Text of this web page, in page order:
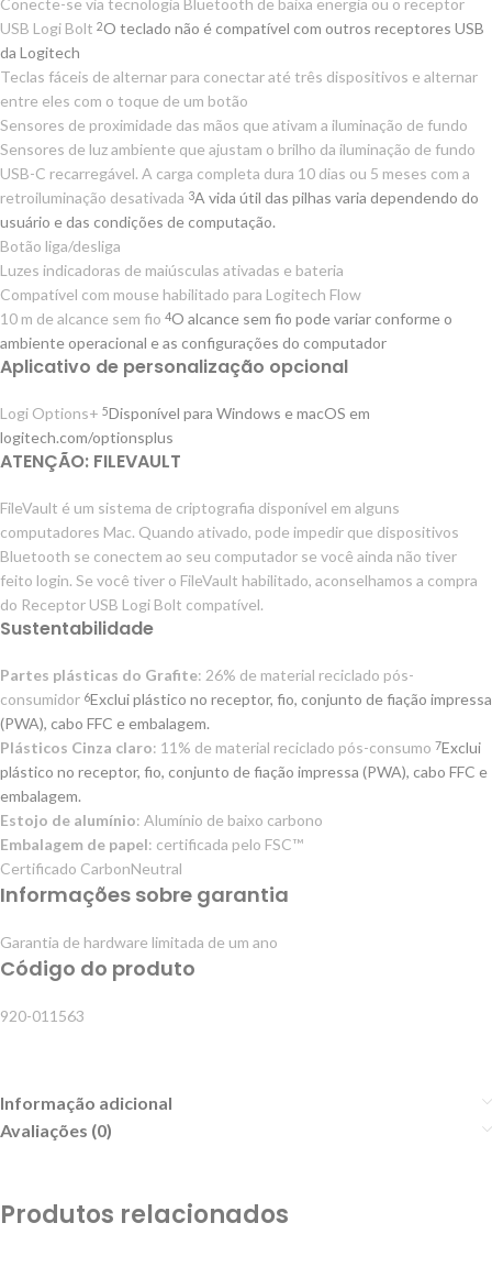
USB Logi Bolt 2O teclado não é compatível com outros receptores USB
da Logitech
Teclas fáceis de alternar para conectar até três dispositivos e alternar
entre eles com o toque de um botão
Sensores de proximidade das mãos que ativam a iluminação de fundo
Sensores de luz ambiente que ajustam o brilho da iluminação de fundo
USB-C recarregável. A carga completa dura 10 dias ou 5 meses com a
retroiluminação desativada 3A vida útil das pilhas varia dependendo do
usuário e das condições de computação.
Botão liga/desliga
Luzes indicadoras de maiúsculas ativadas e bateria
Compatível com mouse habilitado para Logitech Flow
10 m de alcance sem fio 4O alcance sem fio pode variar conforme o
ambiente operacional e as configurações do computador
Aplicativo de personalização opcional
Logi Options+ 5Disponível para Windows e macOS em
logitech.com/optionsplus
ATENÇÃO: FILEVAULT
FileVault é um sistema de criptografia disponível em alguns
computadores Mac. Quando ativado, pode impedir que dispositivos
Bluetooth se conectem ao seu computador se você ainda não tiver
feito login. Se você tiver o FileVault habilitado, aconselhamos a compra
do Receptor USB Logi Bolt compatível.
Sustentabilidade
Partes plásticas do Grafite: 26% de material reciclado pós-
consumidor 6Exclui plástico no receptor, fio, conjunto de fiação impressa
(PWA), cabo FFC e embalagem.
Plásticos Cinza claro: 11% de material reciclado pós-consumo 7Exclui
plástico no receptor, fio, conjunto de fiação impressa (PWA), cabo FFC e
embalagem.
Estojo de alumínio: Alumínio de baixo carbono
Embalagem de papel: certificada pelo FSC™
Certificado CarbonNeutral
Informações sobre garantia
Garantia de hardware limitada de um ano
Código do produto
920-011563
Informação adicional
Avaliações (0)
Produtos relacionados